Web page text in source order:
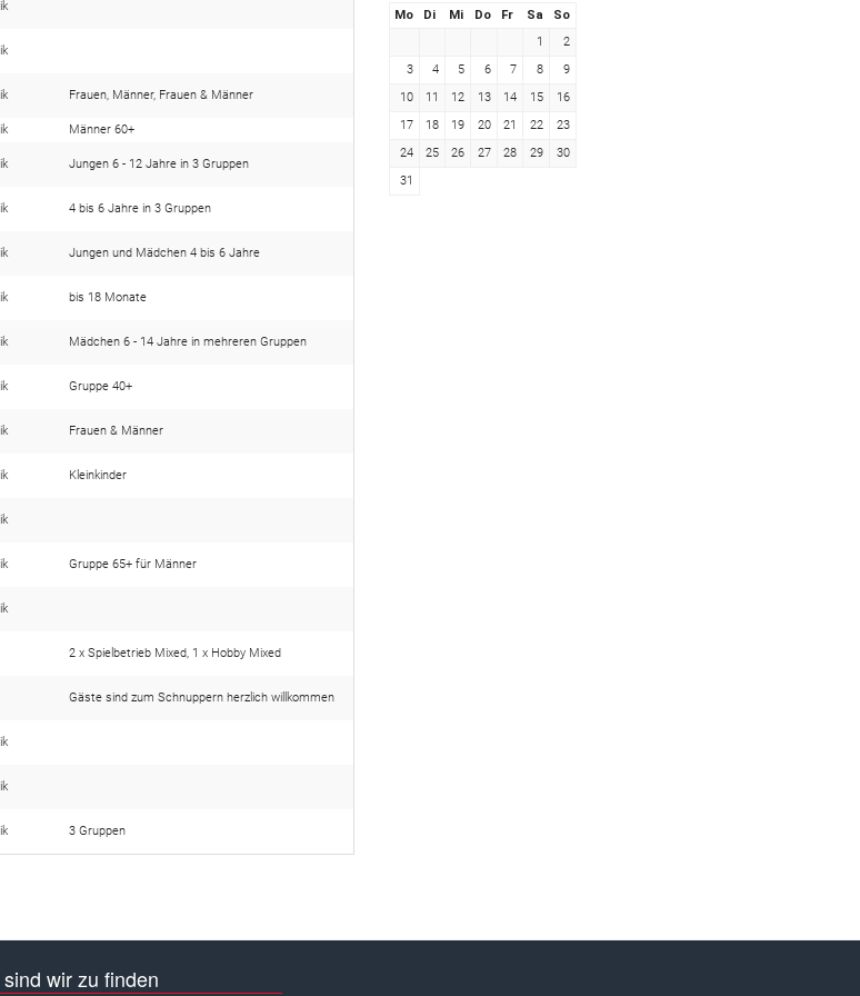
Entspannungskurs
Frauen, Männer, Frauen & Männer
Männer 60+
Jungen 6 - 12 Jahre in 3 Gruppen
4 bis 6 Jahre in 3 Gruppen
Jungen und Mädchen 4 bis 6 Jahre
bis 18 Monate
Mädchen 6 - 14 Jahre in mehreren Gruppen
Gruppe 40+
Frauen & Männer
Kleinkinder
Gruppe 65+ für Männer
2 x Spielbetrieb Mixed, 1 x Hobby Mixed
Gäste sind zum Schnuppern herzlich willkommen
3 Gruppen
Mo Di Mi Do Fr Sa
So
1
2
3
4 5 6 7 8
9
10
11 12 13 14 15
16
17
18 19 20 21 22
23
24
25 26 27 28 29
30
31
wir zu finden